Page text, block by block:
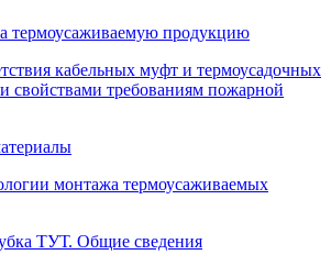
термоусаживаемую продукцию
кабельных муфт и термоусадочных
свойствами требованиям пожарной
монтажа термоусаживаемых
ТУТ. Общие сведения